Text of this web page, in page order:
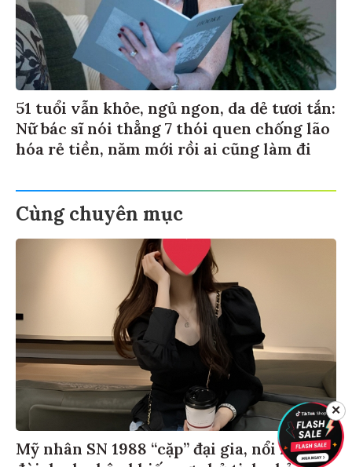
51 tuổi vẫn khỏe, ngủ ngon, da dẻ tươi tắn:
Nữ bác sĩ nói thẳng 7 thói quen chống lão
hóa rẻ tiền, năm mới rồi ai cũng làm đi
Cùng chuyên mục
Mỹ nhân SN 1988 “cặp” đại gia, nổi loạn
✕